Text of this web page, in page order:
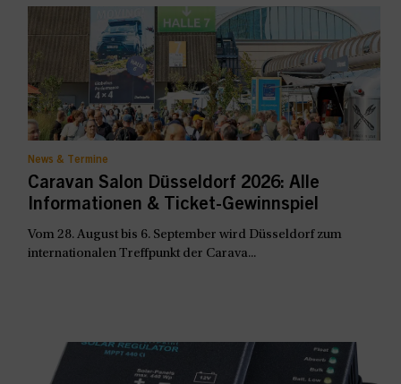
News & Termine
Caravan Salon Düsseldorf 2026: Alle
Informationen & Ticket-Gewinnspiel
Vom 28. August bis 6. September wird Düsseldorf zum
internationalen Treffpunkt der Carava...